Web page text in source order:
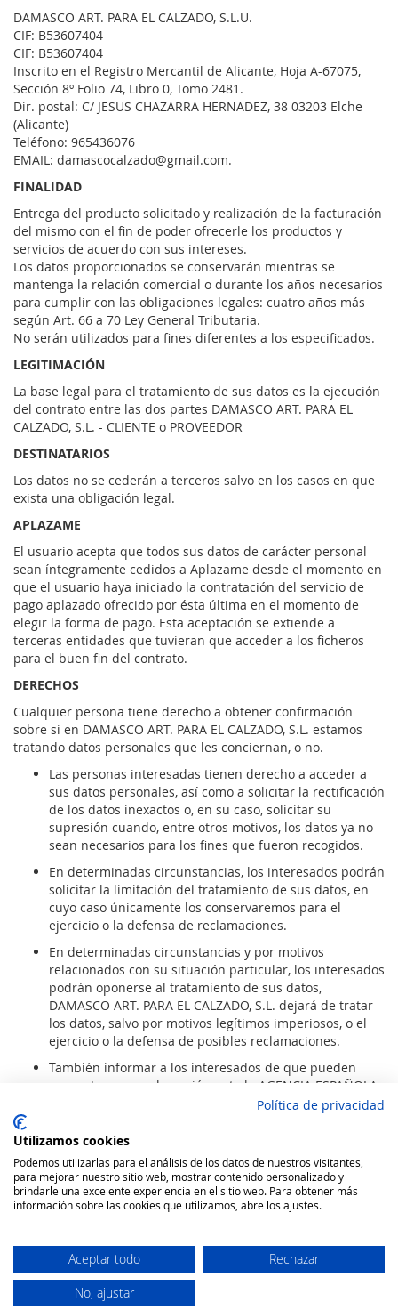
DAMASCO ART. PARA EL CALZADO, S.L.U.
CIF: B53607404
CIF: B53607404
Inscrito en el Registro Mercantil de Alicante, Hoja A-67075,
Sección 8º Folio 74, Libro 0, Tomo 2481.
Dir. postal: C/ JESUS CHAZARRA HERNADEZ, 38 03203 Elche
(Alicante)
Teléfono: 965436076
EMAIL: damascocalzado@gmail.com.
FINALIDAD
Entrega del producto solicitado y realización de la facturación
del mismo con el fin de poder ofrecerle los productos y
servicios de acuerdo con sus intereses.
Los datos proporcionados se conservarán mientras se
mantenga la relación comercial o durante los años necesarios
para cumplir con las obligaciones legales: cuatro años más
según Art. 66 a 70 Ley General Tributaria.
No serán utilizados para fines diferentes a los especificados.
LEGITIMACIÓN
La base legal para el tratamiento de sus datos es la ejecución
del contrato entre las dos partes DAMASCO ART. PARA EL
CALZADO, S.L. - CLIENTE o PROVEEDOR
DESTINATARIOS
Los datos no se cederán a terceros salvo en los casos en que
exista una obligación legal.
APLAZAME
El usuario acepta que todos sus datos de carácter personal
sean íntegramente cedidos a Aplazame desde el momento en
que el usuario haya iniciado la contratación del servicio de
pago aplazado ofrecido por ésta última en el momento de
elegir la forma de pago. Esta aceptación se extiende a
terceras entidades que tuvieran que acceder a los ficheros
para el buen fin del contrato.
DERECHOS
Cualquier persona tiene derecho a obtener confirmación
sobre si en DAMASCO ART. PARA EL CALZADO, S.L. estamos
tratando datos personales que les conciernan, o no.
Las personas interesadas tienen derecho a acceder a
sus datos personales, así como a solicitar la rectificación
de los datos inexactos o, en su caso, solicitar su
supresión cuando, entre otros motivos, los datos ya no
sean necesarios para los fines que fueron recogidos.
En determinadas circunstancias, los interesados podrán
solicitar la limitación del tratamiento de sus datos, en
cuyo caso únicamente los conservaremos para el
ejercicio o la defensa de reclamaciones.
En determinadas circunstancias y por motivos
relacionados con su situación particular, los interesados
podrán oponerse al tratamiento de sus datos,
DAMASCO ART. PARA EL CALZADO, S.L. dejará de tratar
los datos, salvo por motivos legítimos imperiosos, o el
ejercicio o la defensa de posibles reclamaciones.
También informar a los interesados de que pueden
presentar una reclamación ante la AGENCIA ESPAÑOLA
sus derechos, a través de la página www.agpd.es
La forma de ejercer los derechos, será a través de los
datos del primer epígrafe en el que deberá de
comunicar el Derecho que quiera ejercer para hacerle
Política de privacidad
Utilizamos cookies
Podemos utilizarlas para el análisis de los datos de nuestros visitantes,
para mejorar nuestro sitio web, mostrar contenido personalizado y
brindarle una excelente experiencia en el sitio web. Para obtener más
información sobre las cookies que utilizamos, abre los ajustes.
Aceptar todo Rechazar
No, ajustar